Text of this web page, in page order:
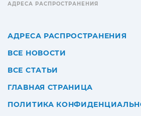
АДРЕСА РАСПРОСТРАНЕНИЯ
АДРЕСА РАСПРОСТРАНЕНИЯ
ВСЕ НОВОСТИ
ВСЕ СТАТЬИ
ГЛАВНАЯ СТРАНИЦА
ПОЛИТИКА